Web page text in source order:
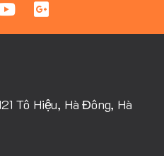
Tô Hiệu, Hà Đông, Hà